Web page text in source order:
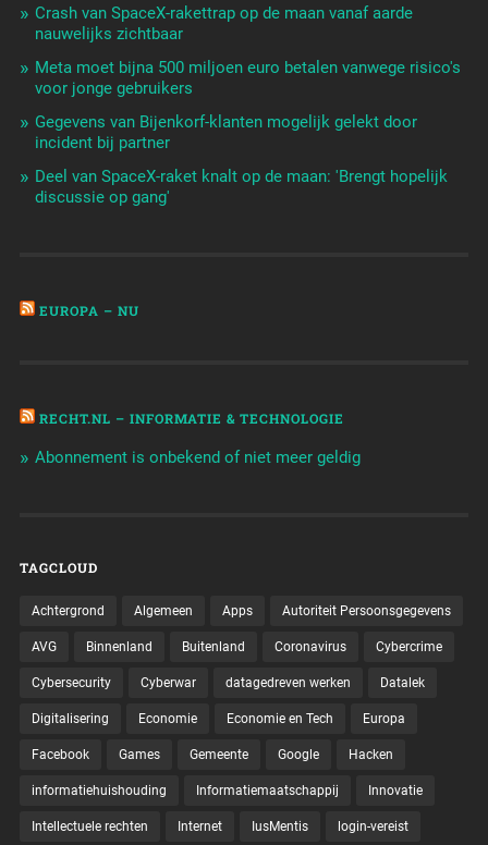
Crash van SpaceX-rakettrap op de maan vanaf aarde
nauwelijks zichtbaar
Meta moet bijna 500 miljoen euro betalen vanwege risico's
voor jonge gebruikers
Gegevens van Bijenkorf-klanten mogelijk gelekt door
incident bij partner
Deel van SpaceX-raket knalt op de maan: 'Brengt hopelijk
discussie op gang'
EUROPA – NU
RECHT.NL – INFORMATIE & TECHNOLOGIE
Abonnement is onbekend of niet meer geldig
TAGCLOUD
Achtergrond Algemeen Apps Autoriteit Persoonsgegevens
AVG Binnenland Buitenland Coronavirus Cybercrime
Cybersecurity Cyberwar datagedreven werken Datalek
Digitalisering Economie Economie en Tech Europa
Facebook Games Gemeente Google Hacken
informatiehuishouding Informatiemaatschappij Innovatie
Intellectuele rechten Internet IusMentis login-vereist